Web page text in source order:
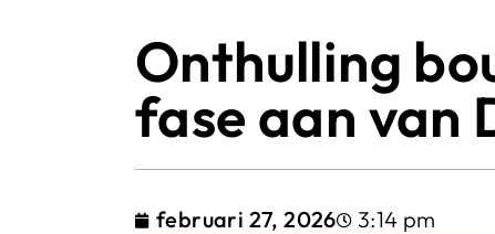
Onthulling
fase aan van
februari 27, 2026 3:14 pm